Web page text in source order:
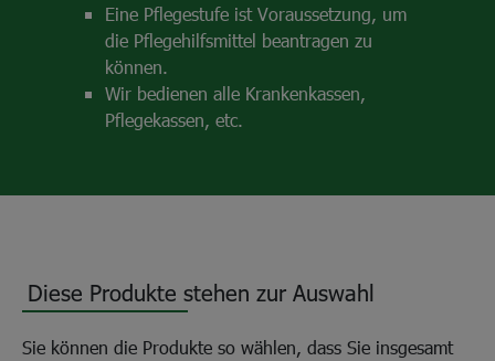
Eine Pflegestufe ist Voraussetzung, um
die Pflegehilfsmittel beantragen zu
können.
Wir bedienen alle Krankenkassen,
Pflegekassen, etc.
Diese Produkte stehen zur Auswahl
Sie können die Produkte so wählen, dass Sie insgesamt